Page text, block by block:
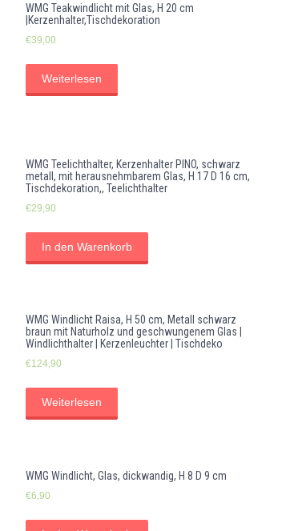
WMG Teakwindlicht mit Glas, H 20 cm
|Kerzenhalter,Tischdekoration
€39,00
Weiterlesen
WMG Teelichthalter, Kerzenhalter PINO, schwarz
metall, mit herausnehmbarem Glas, H 17 D 16 cm,
Tischdekoration,, Teelichthalter
€29,90
In den Warenkorb
WMG Windlicht Raisa, H 50 cm, Metall schwarz
braun mit Naturholz und geschwungenem Glas |
Windlichthalter | Kerzenleuchter | Tischdeko
€124,90
Weiterlesen
WMG Windlicht, Glas, dickwandig, H 8 D 9 cm
€6,90